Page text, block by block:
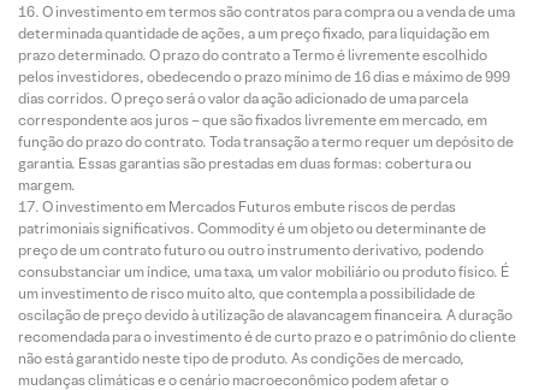
O investimento em termos são contratos para compra ou a venda de uma
determinada quantidade de ações, a um preço fixado, para liquidação em
prazo determinado. O prazo do contrato a Termo é livremente escolhido
pelos investidores, obedecendo o prazo mínimo de 16 dias e máximo de 999
dias corridos. O preço será o valor da ação adicionado de uma parcela
correspondente aos juros – que são fixados livremente em mercado, em
função do prazo do contrato. Toda transação a termo requer um depósito de
garantia. Essas garantias são prestadas em duas formas: cobertura ou
margem.
O investimento em Mercados Futuros embute riscos de perdas
patrimoniais significativos. Commodity é um objeto ou determinante de
preço de um contrato futuro ou outro instrumento derivativo, podendo
consubstanciar um índice, uma taxa, um valor mobiliário ou produto físico. É
um investimento de risco muito alto, que contempla a possibilidade de
oscilação de preço devido à utilização de alavancagem financeira. A duração
recomendada para o investimento é de curto prazo e o patrimônio do cliente
não está garantido neste tipo de produto. As condições de mercado,
mudanças climáticas e o cenário macroeconômico podem afetar o